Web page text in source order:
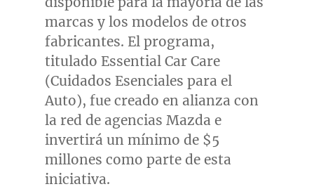
marcas y los modelos de otros
fabricantes. El programa,
titulado Essential Car Care
(Cuidados Esenciales para el
Auto), fue creado en alianza con
la red de agencias Mazda e
invertirá un mínimo de $5
millones como parte de esta
iniciativa.